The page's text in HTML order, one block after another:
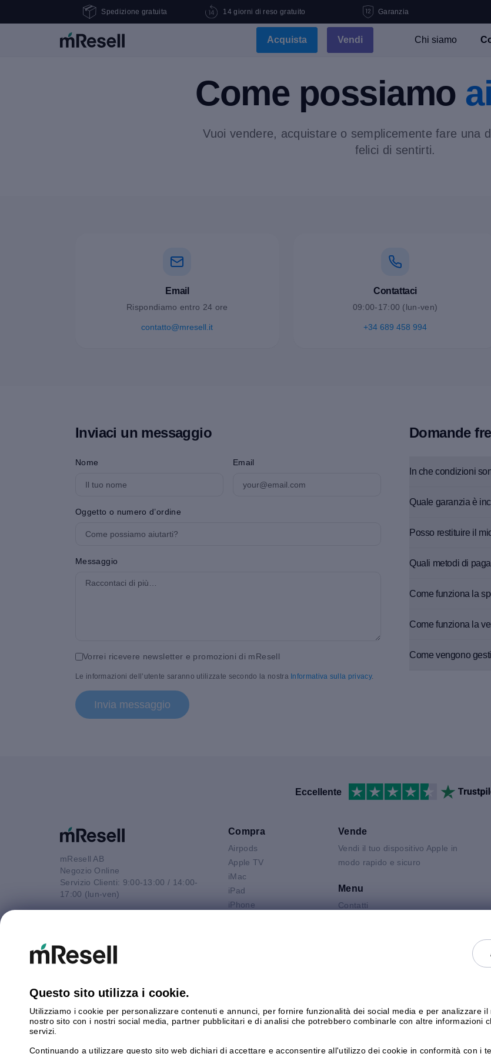
Spedizione gratuita 14 giorni di reso gratuito Garanzia
Acquista Vendi Chi siamo
Come possiamo
Vuoi vendere, acquistare o semplicemente fare una
felici di sentirti.
Email
Rispondiamo entro 24 ore
contatto@mresell.it
Contattaci
09:00-17:00 (lun-ven)
+34 689 458 994
Inviaci un messaggio
Nome Email
Oggetto o numero d’ordine
Messaggio
Vorrei ricevere newsletter e promozioni di mResell
Le informazioni dell’utente saranno utilizzate secondo la nostra Informativa sulla privacy.
Invia messaggio
Domande
In che condizioni
Quale garanzia è
Posso restituire il
Quali metodi di
Come funziona la
Come funziona la
Come vengono
Eccellente
mResell AB
Negozio Online
Servizio Clienti: 9:00-13:00 / 14:00-
17:00 (lun-ven)
Compra
Airpods
Apple TV
iMac
iPad
iPhone
Android
Vende
Vendi il tuo dispositivo Apple in
modo rapido e sicuro
Menu
Contatti
Questo sito utilizza i cookie.
Utilizziamo i cookie per personalizzare contenuti e annunci, per fornire funzionalità dei social media e per analizzare
nostro sito con i nostri social media, partner pubblicitari e di analisi che potrebbero combinarle con altre informazioni
servizi.
Continuando a utilizzare questo sito web dichiari di accettare e acconsentire all'utilizzo dei cookie in conformità con i